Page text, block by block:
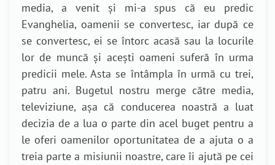
media, a venit și mi-a spus că eu predic
Evanghelia, oamenii se convertesc, iar după ce
se convertesc, ei se întorc acasă sau la locurile
lor de muncă și acești oameni suferă în urma
predicii mele. Asta se întâmpla în urmă cu trei,
patru ani. Bugetul nostru merge către media,
televiziune, așa că conducerea noastră a luat
decizia de a lua o parte din acel buget pentru a
le oferi oamenilor oportunitatea de a ajuta o a
treia parte a misiunii noastre, care îi ajută pe cei